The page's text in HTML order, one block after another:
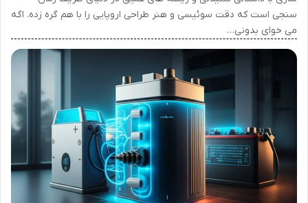
سنجی است که دقت سوئیسی و هنر طراحی اروپایی را با هم گره زده. اگه
می خوای بدونی…